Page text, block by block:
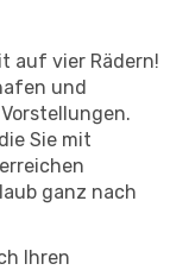
auf vier Rädern!
und
Sie mit
ganz nach
Ihren